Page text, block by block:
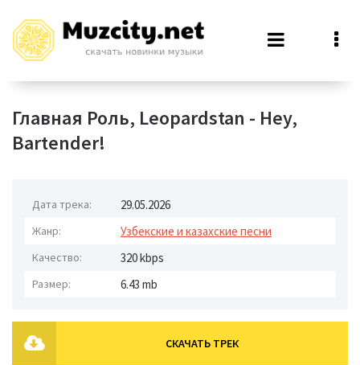
Главная Роль, Leopardstan - Hey,
Bartender!
Дата трека: 29.05.2026
Жанр: Узбекские и казахские песни
Качество: 320 kbps
Размер: 6.43 mb
СКАЧАТЬ ТРЕК